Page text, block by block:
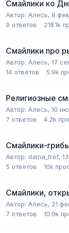
Смайлики ко
Автор: Алесь, 8
9 ответов 218.1k
Смайлики про
Автор: Алесь, 17
14 ответов 5.9k
Религиозные
Автор: Алесь, 10
7 ответов 4.2k
Смайлики-
Автор: dama_tref,
5 ответов 10k
Смайлики,
Автор: Алесь, 21
7 ответов 10.9k